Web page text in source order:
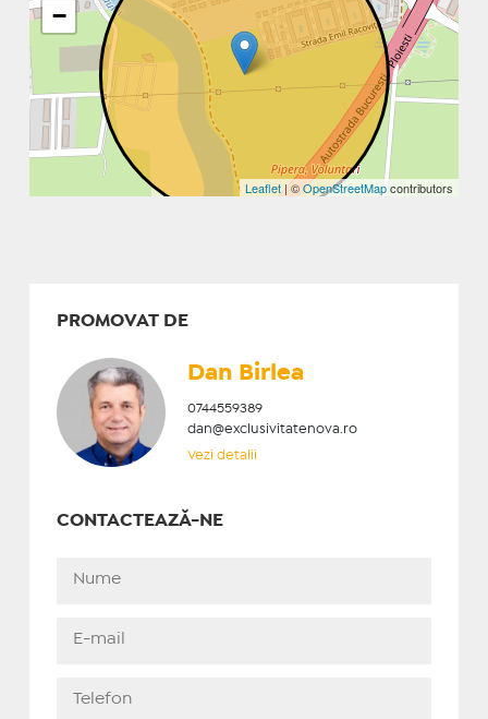
−
Leaflet| ©OpenStreetMapcontributors
PROMOVAT DE
Dan Birlea
0744559389
dan@exclusivitatenova.ro
Vezi detalii
CONTACTEAZĂ-NE